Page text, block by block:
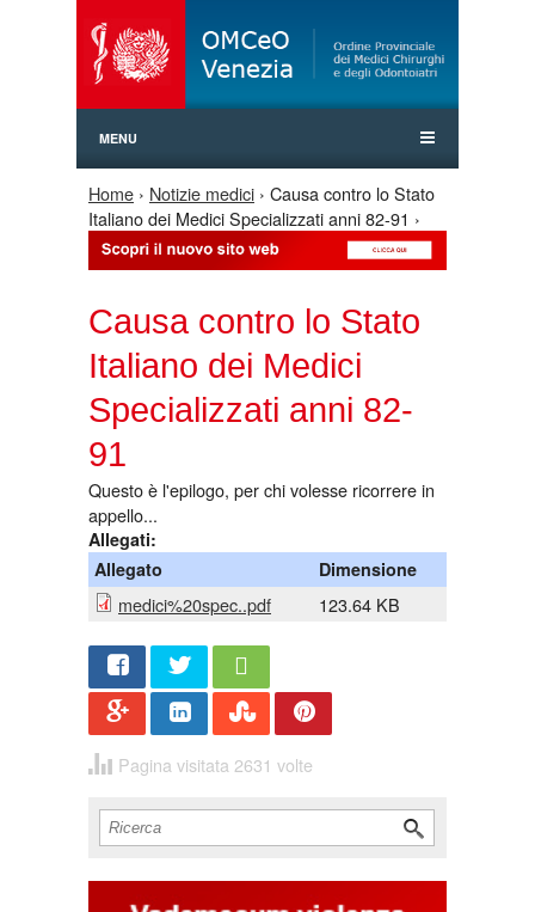
MENU
Tu sei qui
Home › Notizie medici › Causa contro lo Stato
Italiano dei Medici Specializzati anni 82-91 ›
Causa contro lo Stato
Italiano dei Medici
Specializzati anni 82-
91
Questo è l'epilogo, per chi volesse ricorrere in
appello...
Allegati:
Allegato
Dimensione
medici%20spec..pdf 123.64 KB
Share Twee
Pagina visitata 2631 volte
Form di ricerca
Cerca